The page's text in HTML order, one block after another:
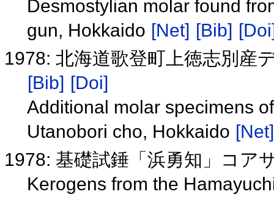
Desmostylian molar found
gun, Hokkaido [Net] [Bib]
1978: 北海道歌登町上徳志別産
[Bib] [Doi]
Additional molar specimens
Utanobori cho, Hokkaido [Net]
1978: 基礎試錘「浜勇知」コア
Kerogens from the